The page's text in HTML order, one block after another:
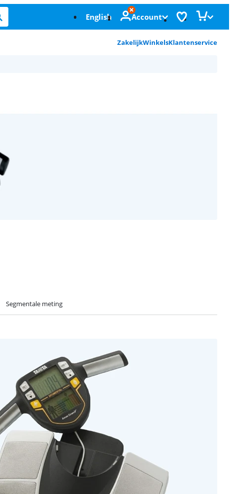
English Account
ZakelijkWinkelsKlantenservice
Segmentale meting